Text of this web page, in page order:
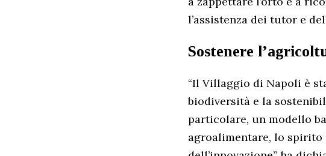
l’assistenza dei tutor e
Sostenere
“Il Villaggio di Napoli è
biodiversità e la
particolare, un modello
agroalimentare, lo